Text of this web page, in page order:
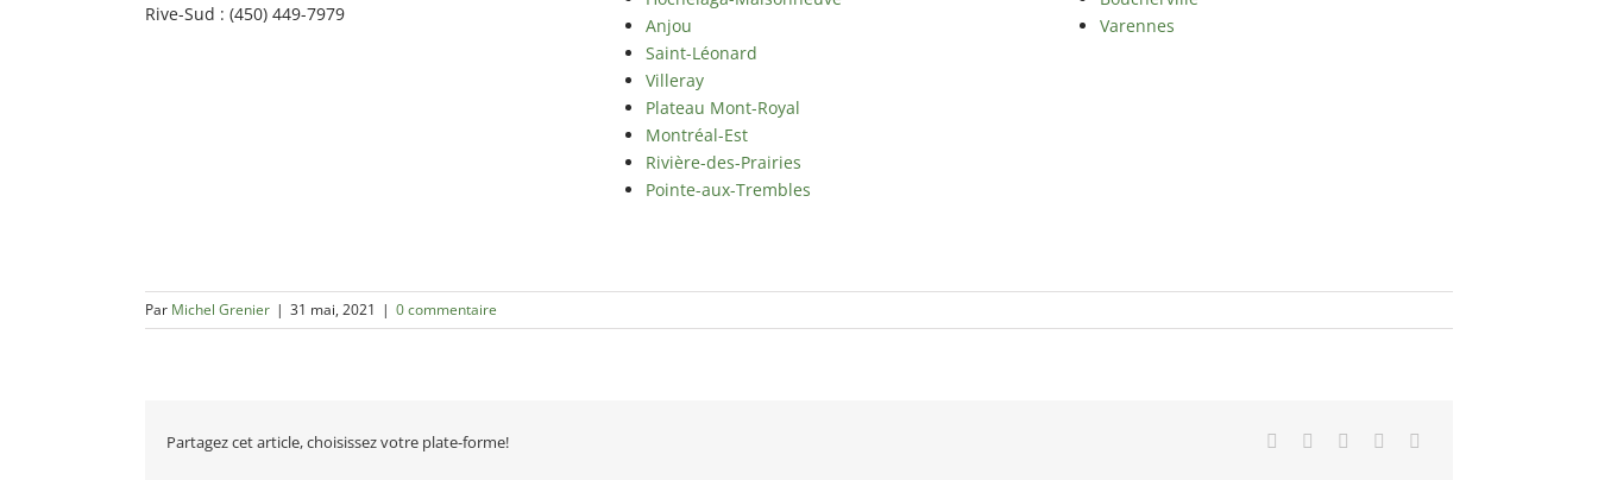
Rive-Sud : (450) 449-7979
Anjou
Saint-Léonard
Villeray
Plateau Mont-Royal
Montréal-Est
Rivière-des-Prairies
Pointe-aux-Trembles
Varennes
Par Michel Grenier | 31 mai, 2021 | 0 commentaire
Partagez cet article, choisissez votre plate-forme! Facebook Reddit LinkedIn